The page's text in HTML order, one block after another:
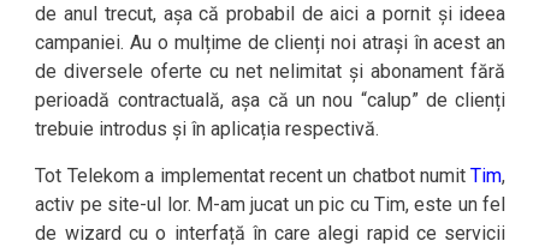
de anul trecut, așa că probabil de aici a pornit și ideea
campaniei. Au o mulțime de clienți noi atrași în acest an
de diversele oferte cu net nelimitat și abonament fără
perioadă contractuală, așa că un nou “calup” de clienți
trebuie introdus și în aplicația respectivă.
Tot Telekom a implementat recent un chatbot numitTim,
activ pe site-ul lor. M-am jucat un pic cu Tim, este un fel
de wizard cu o interfață în care alegi rapid ce servicii